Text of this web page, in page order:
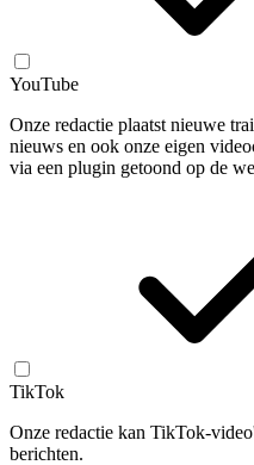
YouTube
Onze redactie plaatst nieuwe
nieuws en ook onze eigen
via een plugin getoond op de
TikTok
Onze redactie kan TikTok-
berichten.